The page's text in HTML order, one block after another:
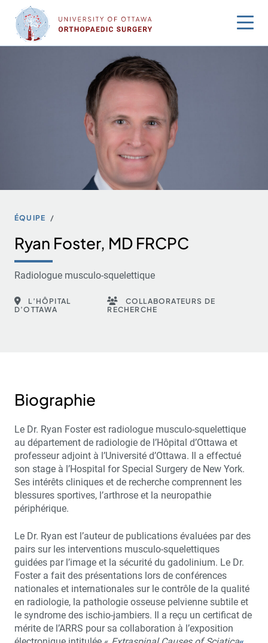
Sauter
contenu
ÉQUIPE
Ryan Foster, MD FRCPC
Radiologue musculo-squelettique
L’HÔPITAL
D’OTTAWA
COLLABORATEURS DE
RECHERCHE
Biographie
Le Dr. Ryan Foster est radiologue musculo-squelettique
au département de radiologie de l’Hôpital d’Ottawa et
professeur adjoint à l’Université d’Ottawa. Il a effectué
son stage à l’Hospital for Special Surgery de New York.
Ses intérêts cliniques et de recherche comprennent les
blessures sportives, l’arthrose et la neuropathie
périphérique.
Le Dr. Ryan est l’auteur de publications évaluées par des
pairs sur les interventions musculo-squelettiques
guidées par l’image et la sécurité du gadolinium. Le Dr.
Foster a fait des présentations lors de conférences
nationales et internationales sur le contrôle de la qualité
en radiologie, la pathologie osseuse pelvienne subtile et
le syndrome des ischio-jambiers. Il a reçu un certificat de
mérite de l’ARRS pour sa collaboration à l’exposition